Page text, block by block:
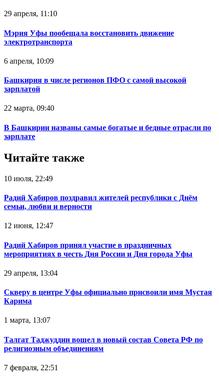
29 апреля, 11:10
Мэрия Уфы пообещала восстановить движение
электротранспорта
6 апреля, 10:09
Башкирия в числе регионов ПФО с самой высокой
зарплатой
22 марта, 09:40
В Башкирии названы самые богатые и бедные отрасли по
зарплате
Читайте также
10 июля, 22:49
Радий Хабиров поздравил жителей республики с Днём
семьи, любви и верности
12 июня, 12:47
Радий Хабиров принял участие в праздничных
мероприятиях в честь Дня России и Дня города Уфы
29 апреля, 13:04
Скверу в центре Уфы официально присвоили имя Мустая
Карима
1 марта, 13:07
Талгат Таджуддин вошел в новый состав Совета РФ по
религиозным объединениям
7 февраля, 22:51